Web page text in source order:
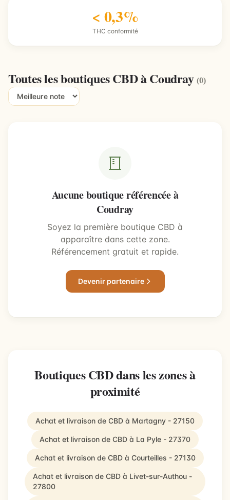
< 0,3%
THC conformité
Toutes les boutiques CBD à Coudray(0)
Aucune boutique référencée à
Coudray
Soyez la première boutique CBD à
apparaître dans cette zone.
Référencement gratuit et rapide.
Devenir partenaire
Boutiques CBD dans les zones à
proximité
Achat et livraison de CBD à Martagny - 27150
Achat et livraison de CBD à La Pyle - 27370
Achat et livraison de CBD à Courteilles - 27130
Achat et livraison de CBD à Livet-sur-Authou -
27800